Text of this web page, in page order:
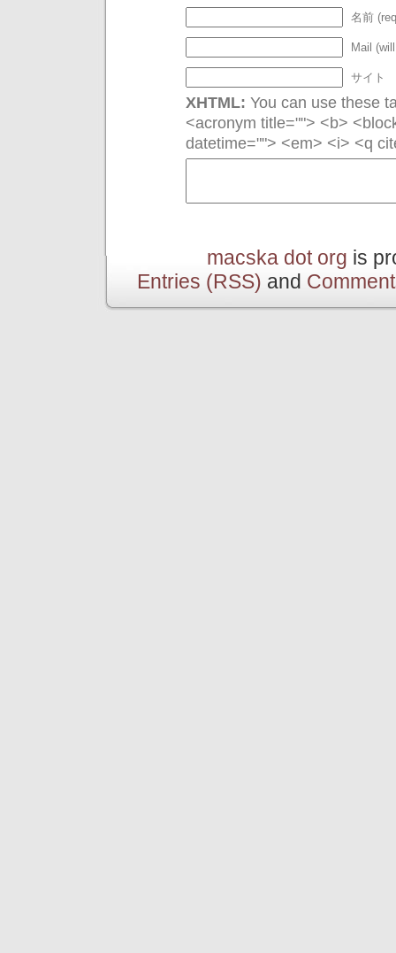
名前
Mail
サイト
XHTML: You can use these
<acronym title=""> <b>
datetime=""> <em> <i> <q
macska dot org is
Entries (RSS) and